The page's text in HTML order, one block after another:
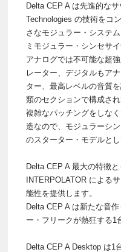
Delta CEP A は先進的な
Technologies の技術をコ
さなモジュラー・システ
ミモジュラー・シンセサイ
アナログでは不可能な超
レーター、デジタルもア
ター、最高レベルの音質
類のセクションで構成され
複雑なパッチングをしな
造なので、モジュラーシ
のスターター・モデルとし
Delta CEP A 最大の特徴
INTERPOLATOR による
能性を提供します。
Delta CEP A は新たな音
ー・フリークが熱狂する1
Delta CEP A Desktop は1